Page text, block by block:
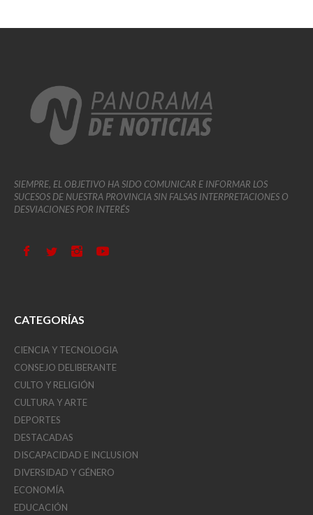
SIEMPRE, EL OBJETIVO HA SIDO COMUNICAR E INFORMAR LOS
SUCESOS DE NUESTRA PROVINCIA SIN FALSAS INTERPRETACIONES O
DESVIACIONES POR INTERÉS
CATEGORÍAS
CIENCIA Y TECNOLOGIA
CONSEJO DELIBERANTE
CULTO Y RELIGIÓN
CULTURA Y ARTE
DEPORTES
DESTACADAS
DISCAPACIDAD E INCLUSION
DIVERSIDAD Y GÉNERO
ECONOMÍA
EDUCACIÓN